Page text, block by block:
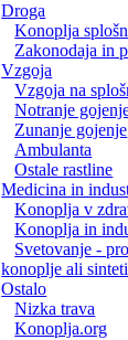
Droga
Konoplja
Zakonodaja in
Vzgoja
Vzgoja na
Notranje
Zunanje gojenje
Ambulanta
Ostale rastline
Medicina in
Konoplja v
Konoplja in
Svetovanje -
konoplje ali
Ostalo
Nizka trava
Konoplja.org